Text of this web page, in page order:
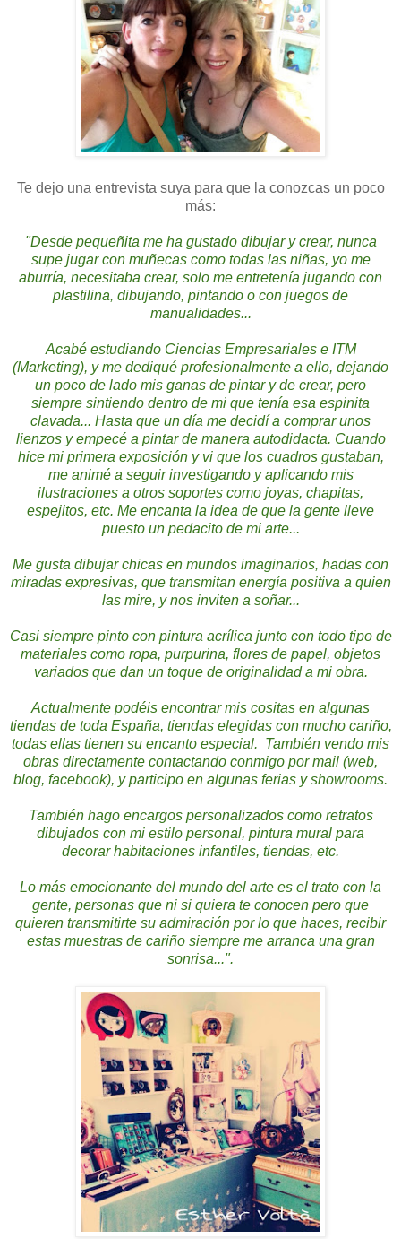
Te dejo una entrevista suya para que la conozcas un poco
más:
"Desde pequeñita me ha gustado dibujar y crear, nunca
supe jugar con muñecas como todas las niñas, yo me
aburría, necesitaba crear, solo me entretenía jugando con
plastilina, dibujando, pintando o con juegos de
manualidades...
Acabé estudiando Ciencias Empresariales e ITM
(Marketing), y me dediqué profesionalmente a ello, dejando
un poco de lado mis ganas de pintar y de crear, pero
siempre sintiendo dentro de mi que tenía esa espinita
clavada... Hasta que un día me decidí a comprar unos
lienzos y empecé a pintar de manera autodidacta. Cuando
hice mi primera exposición y vi que los cuadros gustaban,
me animé a seguir investigando y aplicando mis
ilustraciones a otros soportes como joyas, chapitas,
espejitos, etc. Me encanta la idea de que la gente lleve
puesto un pedacito de mi arte...
Me gusta dibujar chicas en mundos imaginarios, hadas con
miradas expresivas, que transmitan energía positiva a quien
las mire, y nos inviten a soñar...
Casi siempre pinto con pintura acrílica junto con todo tipo de
materiales como ropa, purpurina, flores de papel, objetos
variados que dan un toque de originalidad a mi obra.
Actualmente podéis encontrar mis cositas en algunas
tiendas de toda España, tiendas elegidas con mucho cariño,
todas ellas tienen su encanto especial. También vendo mis
obras directamente contactando conmigo por mail (web,
blog, facebook), y participo en algunas ferias y showrooms.
Tambiénhago encargos personalizados como retratos
dibujados con mi estilo personal, pintura mural para
decorar habitaciones infantiles, tiendas, etc.
Lo más emocionante del mundo del arte es el trato con la
gente, personas que ni si quiera te conocen pero que
quieren transmitirte su admiración por lo que haces, recibir
estas muestras de cariño siempre me arranca una gran
sonrisa...".